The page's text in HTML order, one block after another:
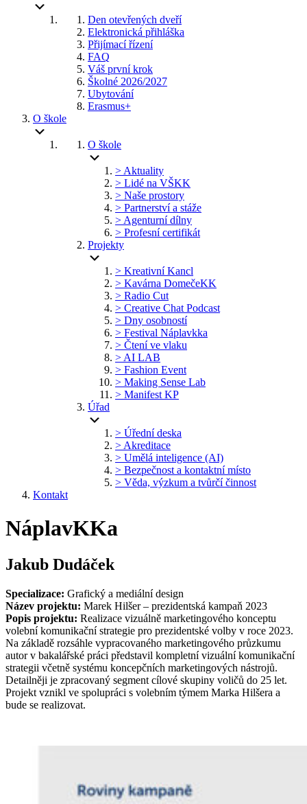
Den otevřených dveří
Elektronická přihláška
Přijímací řízení
FAQ
Váš první krok
Školné 2026/2027
Ubytování
Erasmus+
O škole
O škole
> Aktuality
> Lidé na VŠKK
> Naše prostory
> Partnerství a stáže
> Agenturní dílny
> Profesní certifikát
Projekty
> Kreativní Kancl
> Kavárna DomečeKK
> Radio Cut
> Creative Chat Podcast
> Dny osobností
> Festival Náplavkka
> Čtení ve vlaku
> AI LAB
> Fashion Event
> Making Sense Lab
> Manifest KP
Úřad
> Úřední deska
> Akreditace
> Umělá inteligence (AI)
> Bezpečnost a kontaktní místo
> Věda, výzkum a tvůrčí činnost
Kontakt
NáplavKKa
Jakub Dudáček
Specializace: Grafický a mediální design
Název projektu: Marek Hilšer – prezidentská kampaň 2023
Popis projektu: Realizace vizuálně marketingového konceptu
volební komunikační strategie pro prezidentské volby v roce 2023.
Na základě rozsáhle vypracovaného marketingového průzkumu
autor v bakalářské práci představil kompletní vizuální komunikační
strategii včetně systému koncepčních marketingových nástrojů.
Detailněji je zpracovaný segment cílové skupiny voličů do 25 let.
Projekt vznikl ve spolupráci s volebním týmem Marka Hilšera a
bude se realizovat.